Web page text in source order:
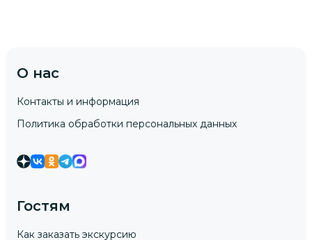
О нас
Контакты и информация
Политика обработки персональных данных
Гостям
Как заказать экскурсию